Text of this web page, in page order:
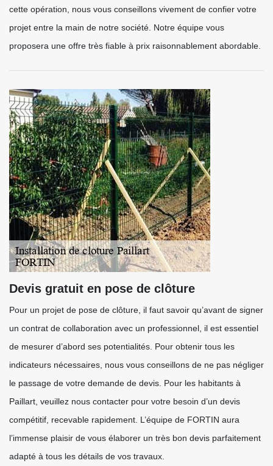
cette opération, nous vous conseillons vivement de confier votre
projet entre la main de notre société. Notre équipe vous
proposera une offre très fiable à prix raisonnablement abordable.
Devis gratuit en pose de clôture
Pour un projet de pose de clôture, il faut savoir qu’avant de signer
un contrat de collaboration avec un professionnel, il est essentiel
de mesurer d’abord ses potentialités. Pour obtenir tous les
indicateurs nécessaires, nous vous conseillons de ne pas négliger
le passage de votre demande de devis. Pour les habitants à
Paillart, veuillez nous contacter pour votre besoin d’un devis
compétitif, recevable rapidement. L’équipe de FORTIN aura
l’immense plaisir de vous élaborer un très bon devis parfaitement
adapté à tous les détails de vos travaux.